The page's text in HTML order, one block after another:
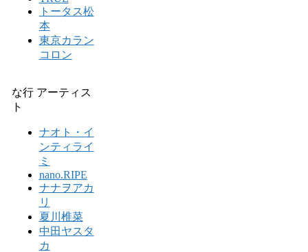
トータス松
本
東京カラン
コロン
な行 アーティス
ト
ナオト・イ
ンティライ
ミ
nano.RIPE
ナナヲアカ
リ
夏川椎菜
中田ヤスタ
カ